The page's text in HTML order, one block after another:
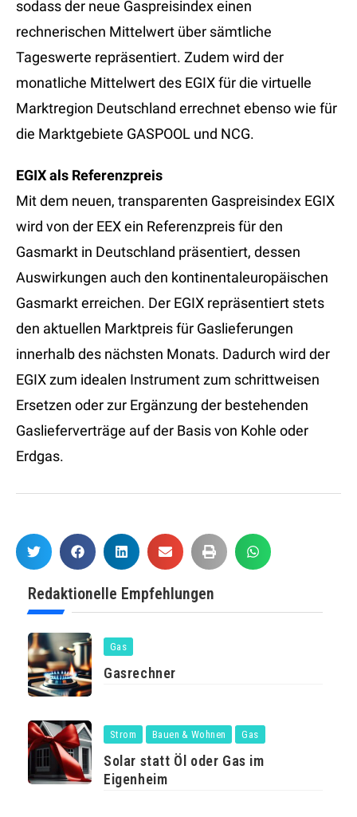
sodass der neue Gaspreisindex einen
rechnerischen Mittelwert über sämtliche
Tageswerte repräsentiert. Zudem wird der
monatliche Mittelwert des EGIX für die virtuelle
Marktregion Deutschland errechnet ebenso wie für
die Marktgebiete GASPOOL und NCG.
EGIX als Referenzpreis
Mit dem neuen, transparenten Gaspreisindex EGIX
wird von der EEX ein Referenzpreis für den
Gasmarkt in Deutschland präsentiert, dessen
Auswirkungen auch den kontinentaleuropäischen
Gasmarkt erreichen. Der EGIX repräsentiert stets
den aktuellen Marktpreis für Gaslieferungen
innerhalb des nächsten Monats. Dadurch wird der
EGIX zum idealen Instrument zum schrittweisen
Ersetzen oder zur Ergänzung der bestehenden
Gaslieferverträge auf der Basis von Kohle oder
Erdgas.
Redaktionelle Empfehlungen
Gas
Gasrechner
Strom Bauen & Wohnen Gas
Solar statt Öl oder Gas im
Eigenheim